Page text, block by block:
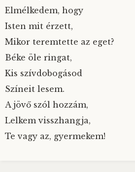
Elmélkedem, hogy
Isten mit érzett,
Mikor teremtette az eget?
Béke öle ringat,
Kis szívdobogásod
Színeit lesem.
A jövő szól hozzám,
Lelkem visszhangja,
Te vagy az, gyermekem!